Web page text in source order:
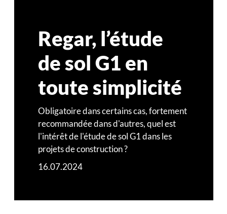
Regar, l’étude
de sol G1 en
toute simplicité
Obligatoire dans certains cas, fortement
recommandée dans d'autres, quel est
l'intérêt de l'étude de sol G1 dans les
projets de construction ?
16.07.2024